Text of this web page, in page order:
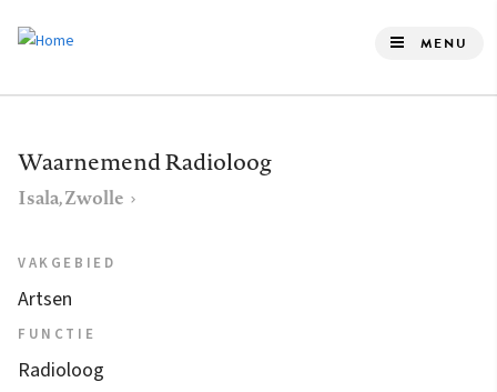
de
gaan
MENU
Waarnemend Radioloog
Isala, Zwolle
VAKGEBIED
Artsen
FUNCTIE
Radioloog